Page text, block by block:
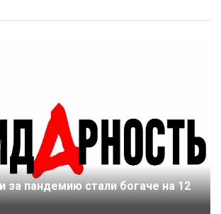
за пандемию стали богаче на 12